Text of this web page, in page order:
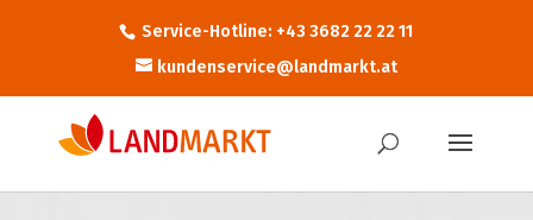
Service-Hotline: +43 3682 22 22 11
kundenservice@landmarkt.at